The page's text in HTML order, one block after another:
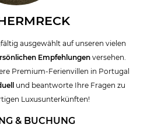
Hier bieten wir Ihnen exklusive
ausgewählt auf unseren vielen
Empfehlungenversehen.
Premium-Ferienvillen in Portugal
und beantworte Ihre Fragen zu
Luxusunterkünften!
& BUCHUNG